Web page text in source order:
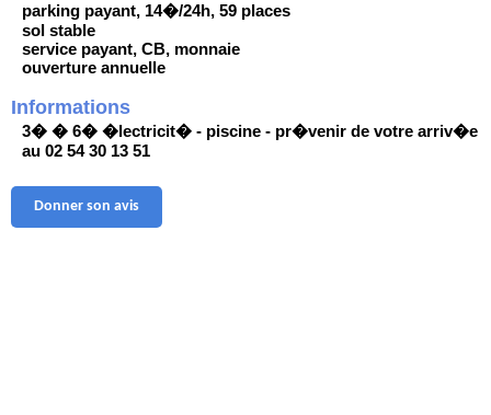
parking payant, 14�/24h, 59 places
sol stable
service payant, CB, monnaie
ouverture annuelle
Informations
3� � 6� �lectricit� - piscine - pr�venir de votre arriv�e
au 02 54 30 13 51
Donner son avis